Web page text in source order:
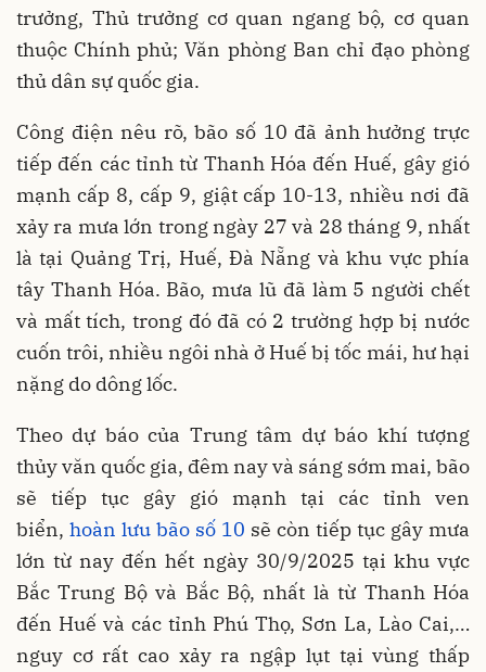
trưởng, Thủ trưởng cơ quan ngang bộ, cơ quan
thuộc Chính phủ; Văn phòng Ban chỉ đạo phòng
thủ dân sự quốc gia.
Công điện nêu rõ, bão số 10 đã ảnh hưởng trực
tiếp đến các tỉnh từ Thanh Hóa đến Huế, gây gió
mạnh cấp 8, cấp 9, giật cấp 10-13, nhiều nơi đã
xảy ra mưa lớn trong ngày 27 và 28 tháng 9, nhất
là tại Quảng Trị, Huế, Đà Nẵng và khu vực phía
tây Thanh Hóa. Bão, mưa lũ đã làm 5 người chết
và mất tích, trong đó đã có 2 trường hợp bị nước
cuốn trôi, nhiều ngôi nhà ở Huế bị tốc mái, hư hại
nặng do dông lốc.
Theo dự báo của Trung tâm dự báo khí tượng
thủy văn quốc gia, đêm nay và sáng sớm mai, bão
sẽ tiếp tục gây gió mạnh tại các tỉnh ven
biển, hoàn lưu bão số 10 sẽ còn tiếp tục gây mưa
lớn từ nay đến hết ngày 30/9/2025 tại khu vực
Bắc Trung Bộ và Bắc Bộ, nhất là từ Thanh Hóa
đến Huế và các tỉnh Phú Thọ, Sơn La, Lào Cai,…
nguy cơ rất cao xảy ra ngập lụt tại vùng thấp